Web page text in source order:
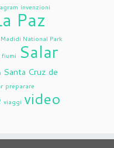
invenzioni
Paz
Madidi National Park
fiumi Salar
Santa Cruz de
preparare
viaggi video